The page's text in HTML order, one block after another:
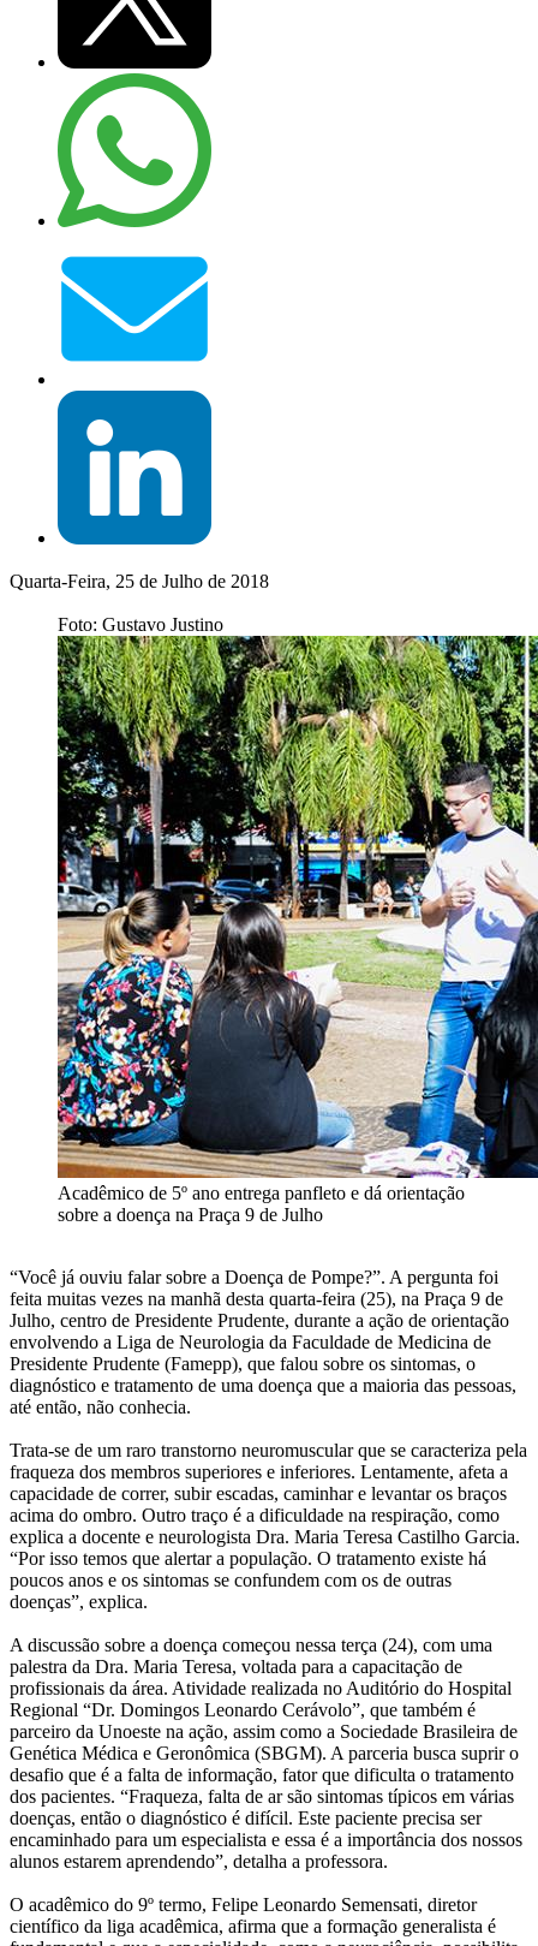
Quarta-Feira, 25 de Julho de 2018
Foto: Gustavo Justino
Acadêmico de 5º ano entrega panfleto e dá orientação
sobre a doença na Praça 9 de Julho
“Você já ouviu falar sobre a Doença de Pompe?”. A pergunta foi
feita muitas vezes na manhã desta quarta-feira (25), na Praça 9 de
Julho, centro de Presidente Prudente, durante a ação de orientação
envolvendo a Liga de Neurologia da Faculdade de Medicina de
Presidente Prudente (Famepp), que falou sobre os sintomas, o
diagnóstico e tratamento de uma doença que a maioria das pessoas,
até então, não conhecia.
Trata-se de um raro transtorno neuromuscular que se caracteriza pela
fraqueza dos membros superiores e inferiores. Lentamente, afeta a
capacidade de correr, subir escadas, caminhar e levantar os braços
acima do ombro. Outro traço é a dificuldade na respiração, como
explica a docente e neurologista Dra. Maria Teresa Castilho Garcia.
“Por isso temos que alertar a população. O tratamento existe há
poucos anos e os sintomas se confundem com os de outras
doenças”, explica.
A discussão sobre a doença começou nessa terça (24), com uma
palestra da Dra. Maria Teresa, voltada para a capacitação de
profissionais da área. Atividade realizada no Auditório do Hospital
Regional “Dr. Domingos Leonardo Cerávolo”, que também é
parceiro da Unoeste na ação, assim como a Sociedade Brasileira de
Genética Médica e Geronômica (SBGM). A parceria busca suprir o
desafio que é a falta de informação, fator que dificulta o tratamento
dos pacientes. “Fraqueza, falta de ar são sintomas típicos em várias
doenças, então o diagnóstico é difícil. Este paciente precisa ser
encaminhado para um especialista e essa é a importância dos nossos
alunos estarem aprendendo”, detalha a professora.
O acadêmico do 9º termo, Felipe Leonardo Semensati, diretor
científico da liga acadêmica, afirma que a formação generalista é